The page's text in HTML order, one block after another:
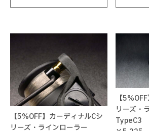
【5%OFF】カーディナルCシ
リーズ・ラインローラー
【
リーズ・
TypeC3